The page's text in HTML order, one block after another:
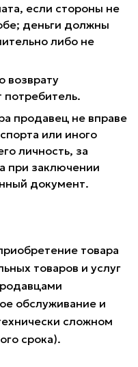
если стороны не
деньги должны
либо не
возврату
потребитель.
продавец не вправе
или иного
личность, за
при заключении
документ.
товара
товаров и услуг
обслуживание и
сложном
срока).